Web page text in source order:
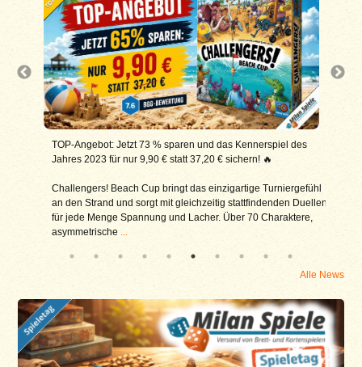
TOP-Angebot: Jetzt 73 % sparen und das Kennerspiel des
Jahres 2023 für nur 9,90 € statt 37,20 € sichern! 🔥
Challengers! Beach Cup bringt das einzigartige Turniergefühl
an den Strand und sorgt mit gleichzeitig stattfindenden Duellen
für jede Menge Spannung und Lacher. Über 70 Charaktere,
asymmetrische
Alle News